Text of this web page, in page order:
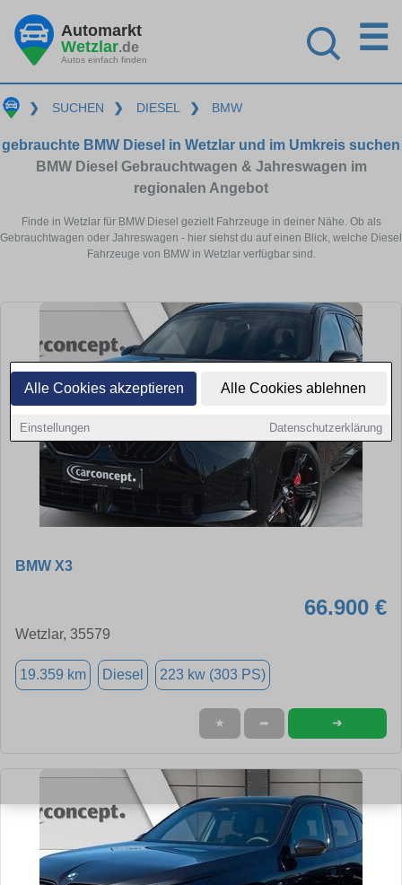
Alle Cookies akzeptieren Alle Cookies ablehnen
Einstellungen Datenschutzerklärung
Automarkt
Wetzlar.de
Autos einfach finden
☰
❯ SUCHEN ❯ DIESEL ❯ BMW
gebrauchte BMW Diesel in Wetzlar und im Umkreis suchen
BMW Diesel Gebrauchtwagen & Jahreswagen im
regionalen Angebot
Finde in Wetzlar für BMW Diesel gezielt Fahrzeuge in deiner Nähe. Ob als
Gebrauchtwagen oder Jahreswagen - hier siehst du auf einen Blick, welche Diesel
Fahrzeuge von BMW in Wetzlar verfügbar sind.
BMW X3
66.900 €
Wetzlar, 35579
19.359 km Diesel 223 kw (303 PS)
★ ➦ ➜